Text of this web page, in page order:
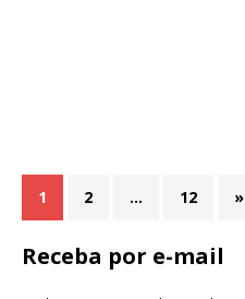
1 2 … 12 »
Receba por e-mail